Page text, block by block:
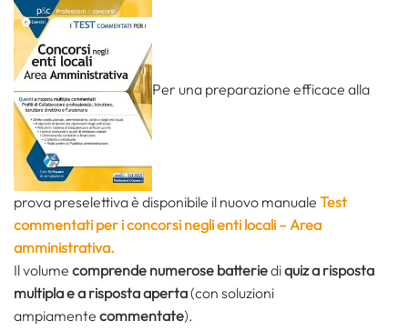
Per una preparazione efficace alla
prova preselettiva è disponibile il nuovo manuale Test
commentati per i concorsi negli enti locali –Area
amministrativa.
Il volume comprende numerose batteriediquiz a risposta
multipla e a risposta aperta(con soluzioni
ampiamente commentate).